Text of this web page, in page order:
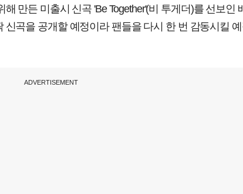
만든 미출시 신곡 'Be Together'(비 투게더)를 선보인
신곡을 공개할 예정이라 팬들을 다시 한 번 감동시킬
ADVERTISEMENT